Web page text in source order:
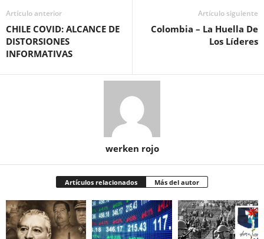
Artículo anterior
CHILE COVID: ALCANCE DE
DISTORSIONES
INFORMATIVAS
Artículo siguiente
Colombia – La Huella De
Los Líderes
werken rojo
Artículos relacionados Más del autor